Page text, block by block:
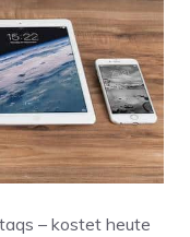
– kostet heute